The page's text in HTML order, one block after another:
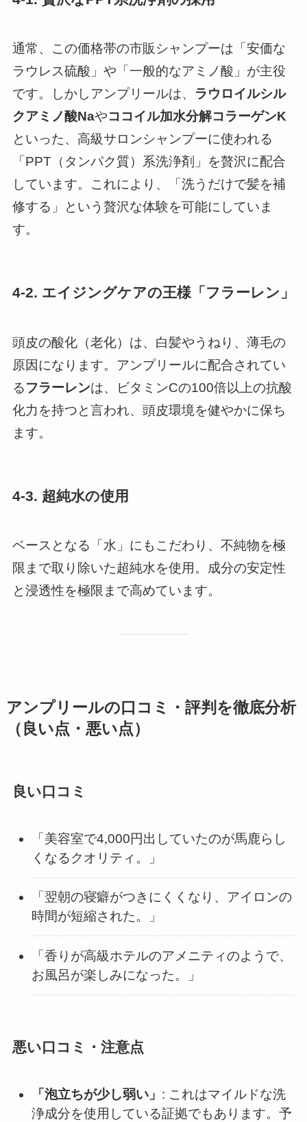
通常、この価格帯の市販シャンプーは「安価な
ラウレス硫酸」や「一般的なアミノ酸」が主役
です。しかしアンプリールは、 ラウロイルシル
クアミノ酸Naやココイル加水分解コラーゲンK
といった、高級サロンシャンプーに使われる
「PPT（タンパク質）系洗浄剤」を贅沢に配合
しています。これにより、「洗うだけで髪を補
修する」という贅沢な体験を可能にしていま
す。
4-2. エイジングケアの王様「フラーレン」
頭皮の酸化（老化）は、白髪やうねり、薄毛の
原因になります。アンプリールに配合されてい
るフラーレンは、ビタミンCの100倍以上の抗酸
化力を持つと言われ、頭皮環境を健やかに保ち
ます。
4-3. 超純水の使用
ベースとなる「水」にもこだわり、不純物を極
限まで取り除いた超純水を使用。成分の安定性
と浸透性を極限まで高めています。
アンプリールの口コミ・評判を徹底分析
（良い点・悪い点）
良い口コミ
「美容室で4,000円出していたのが馬鹿らし
くなるクオリティ。」
「翌朝の寝癖がつきにくくなり、アイロンの
時間が短縮された。」
「香りが高級ホテルのアメニティのようで、
お風呂が楽しみになった。」
悪い口コミ・注意点
「泡立ちが少し弱い」 : これはマイルドな洗
浄成分を使用している証拠でもあります。予